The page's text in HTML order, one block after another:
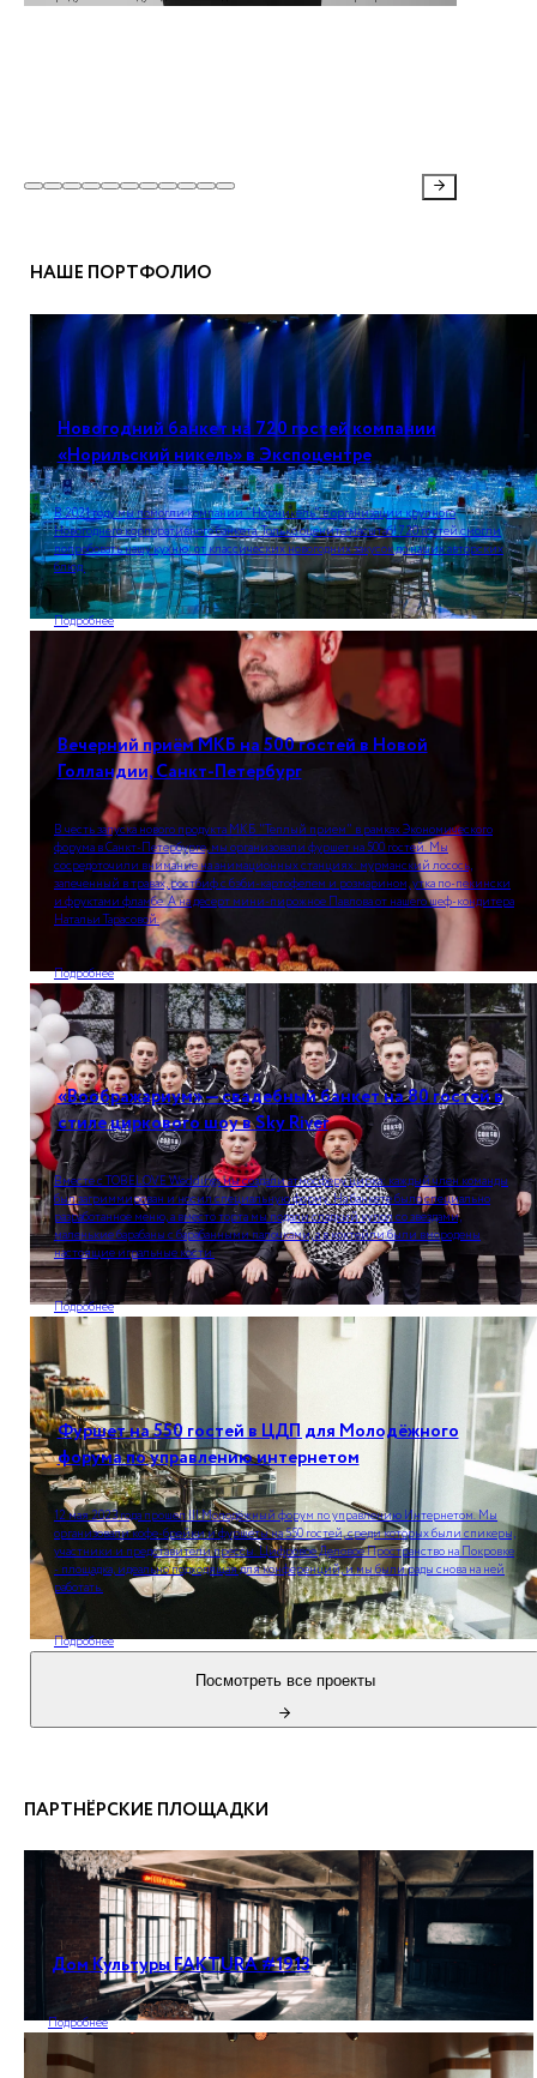
НАШЕ ПОРТФОЛИО
Новогодний банкет на 720 гостей компании
«Норильский никель» в Экспоцентре
В 2021 году мы помогли компании "Норникель" в организации крупного
Новогоднего корпоративного банкета. Только оцените масштаб! 720 гостей смогли
попробовать нашу кухню: от классических новогодних закусок до наших авторских
блюд.
Подробнее
Вечерний приём МКБ на 500 гостей в Новой
Голландии, Санкт-Петербург
В честь запуска нового продукта МКБ "Теплый прием" в рамках Экономического
форума в Санкт-Петербурге, мы организовали фуршет на 500 гостей. Мы
сосредоточили внимание на анимационных станциях: мурманский лосось,
запеченный в травах, ростбиф с бэби-картофелем и розмарином, утка по-пекински
и фруктами фламбе. А на десерт мини-пирожное Павлова от нашего шеф-кондитера
Натальи Тарасовой.
Подробнее
«Воображариум» — свадебный банкет на 80 гостей в
стиле циркового шоу в Sky River
Вместе с TOBELOVE Weddings мы создали атмосферу цирка: каждый член команды
был загриммирован и носил специальную форму. На банкете было специально
разработанное меню, а вместо торта мы подали сладкий купол со звездами,
маленькие барабаны с барабанными палочками, а в коктейли были вмородены
настоящие игральные кости.
Подробнее
Фуршет на 550 гостей в ЦДП для Молодёжного
форума по управлению интернетом
12 мая 2023 года прошел III Молодёжный форум по управлению Интернетом. Мы
организовали кофе-брейки и фуршеты на 550 гостей, среди которых были спикеры,
участники и представители прессы. Цифровое Деловое Пространство на Покровке
- площадка, идеально подходящая для конференций, и мы были рады снова на ней
работать.
Подробнее
Посмотреть все проекты
ПАРТНЁРСКИЕ ПЛОЩАДКИ
Дом Культуры FAKTURA #1913
Подробнее